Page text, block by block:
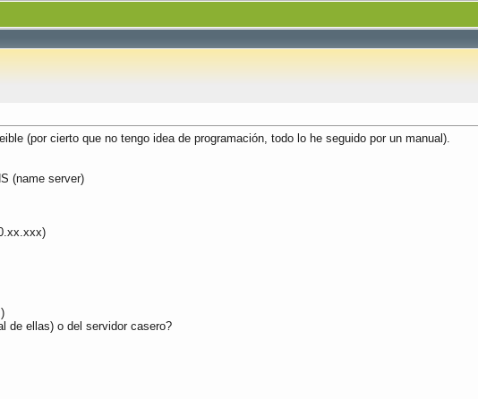
(por cierto que no tengo idea de programación, todo lo he seguido por un manual).
(name server)
de ellas) o del servidor casero?